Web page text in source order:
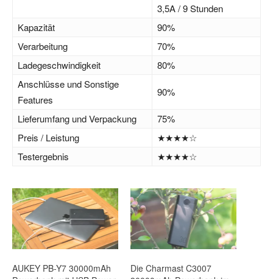
3,5A / 9 Stunden
Kapazität
90%
Verarbeitung
70%
Ladegeschwindigkeit
80%
Anschlüsse und Sonstige
Features
90%
Lieferumfang und Verpackung
75%
Preis / Leistung
★★★★☆
Testergebnis
★★★★☆
AUKEY PB-Y7 30000mAh
Die Charmast C3007